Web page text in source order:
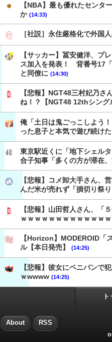
【NBA】最も優れたセンタ
か (14:33)
［社説］永住厳格化で外国
【サッカー】冨安健洋、プ
ス加入を発表！ 背番号17
と同僚に (14:30)
【悲報】NGT48三村妃乃さ
ね！？【NGT48 12thシング
俺「土日は鬼ごっこしよう
った息子と本気で遊び続け
東京駅近くに「地下シェル
合子知事「多くの方が滞在
【悲報】コメ卸大手さん
んだ米が売れず「損切り祭
【悲報】山田哲人さん、「
ｗｗｗｗｗｗｗｗｗｗｗｗ
【Horizon】MODEROID「
ル【本日発売】
(14:25)
【悲報】彼女にペニバンで
ｗwwww (14:25)
About RSS